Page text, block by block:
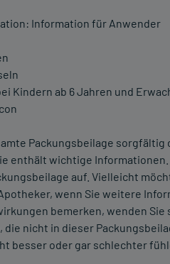
Information für Anwender
Kindern ab 6 Jahren und
Packungsbeilage
enthält wichtige Informationen.
auf. Vielleicht
wenn Sie weitere
bemerken, wenden
nicht in dieser
besser oder gar schlechter